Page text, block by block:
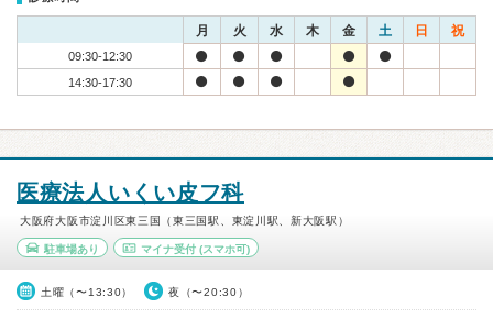
月 火 水 木 金 土 日 祝
09:30-12:30
14:30-17:30
医療法人いくい皮フ科
大阪府大阪市淀川区東三国（東三国駅、東淀川駅、新大阪駅）
駐車場あり マイナ受付(スマホ可)
土曜（〜13:30） 夜（〜20:30）